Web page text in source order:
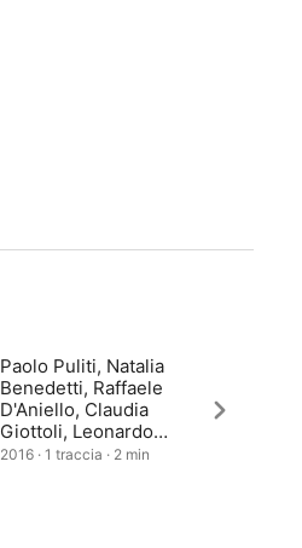
Paolo Puliti, Natalia
Benedetti, Raffaele
D'Aniello, Claudia
Giottoli, Leonardo
Ramadori
2016 · 1 traccia · 2 min